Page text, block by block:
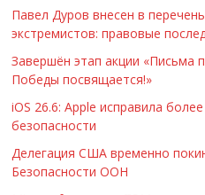
Павел Дуров внесен в
экстремистов: правовые
Завершён этап акции «Письма
Победы посвящается!»
iOS 26.6: Apple исправила
безопасности
Делегация США временно
Безопасности ООН